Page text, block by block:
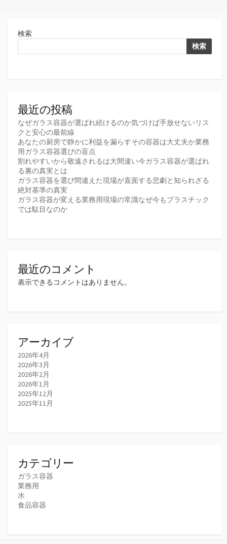
検索
検索
最近の投稿
なぜガラス容器が選ばれ続けるのか気づけば手放せないリス
クと安心の最前線
あなたの厨房で静かに利益を漏らすその容器は大丈夫か業務
用ガラス容器選びの盲点
割れやすいから敬遠されるは大間違い今ガラス容器が選ばれ
る裏の真実とは
ガラス容器を選び間違えた現場が直面する悲劇と知られざる
絶対基準の真実
ガラス容器が変える業務用現場の常識なぜ今もプラスチック
では駄目なのか
最近のコメント
表示できるコメントはありません。
アーカイブ
2026年4月
2026年3月
2026年2月
2026年1月
2025年12月
2025年11月
カテゴリー
ガラス容器
業務用
水
食品容器